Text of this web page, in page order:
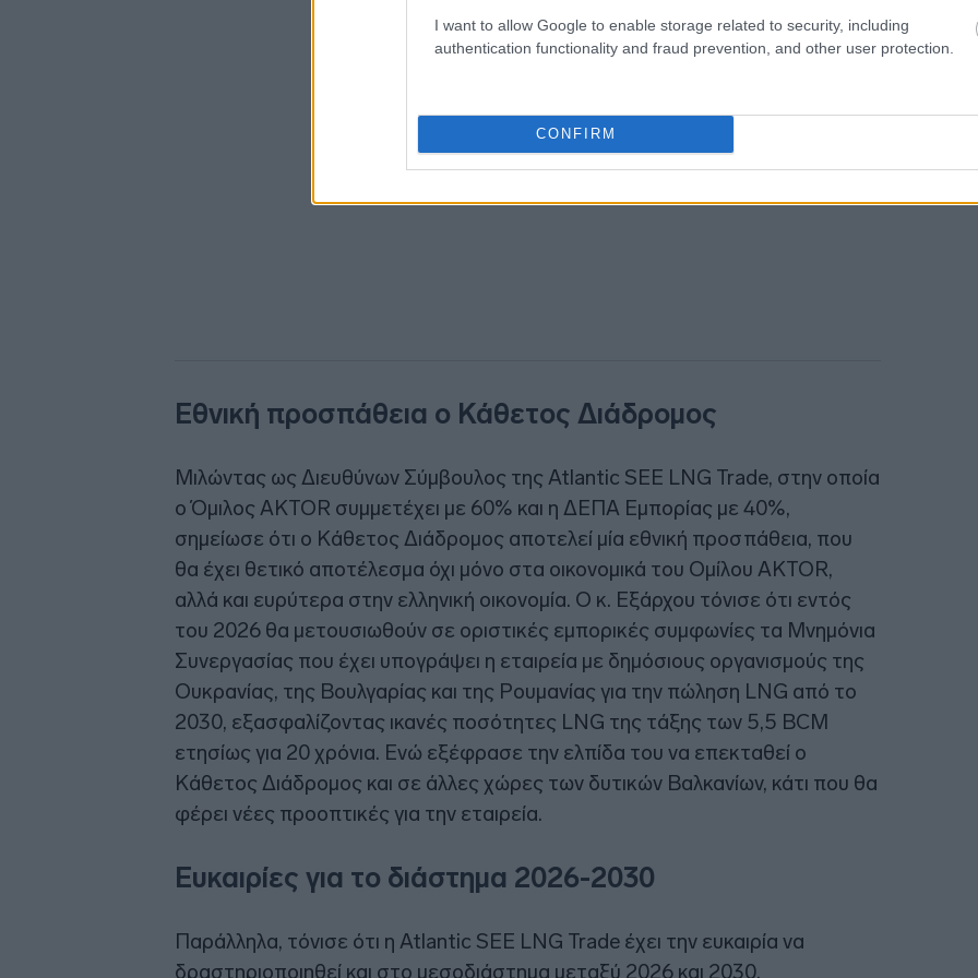
I want to allow Google to enable storage related to security, including
authentication functionality and fraud prevention, and other user protection.
CONFIRM
Εθνική προσπάθεια ο Κάθετος Διάδρομος
Μιλώντας ως Διευθύνων Σύμβουλος της Atlantic SEE LNG Trade, στην οποία
ο Όμιλος AKTOR συμμετέχει με 60% και η ΔΕΠΑ Εμπορίας με 40%,
σημείωσε ότι ο Κάθετος Διάδρομος αποτελεί μία εθνική προσπάθεια, που
θα έχει θετικό αποτέλεσμα όχι μόνο στα οικονομικά του Ομίλου AKTOR,
αλλά και ευρύτερα στην ελληνική οικονομία. Ο κ. Εξάρχου τόνισε ότι εντός
του 2026 θα μετουσιωθούν σε οριστικές εμπορικές συμφωνίες τα Μνημόνια
Συνεργασίας που έχει υπογράψει η εταιρεία με δημόσιους οργανισμούς της
Ουκρανίας, της Βουλγαρίας και της Ρουμανίας για την πώληση LNG από το
2030, εξασφαλίζοντας ικανές ποσότητες LNG της τάξης των 5,5 BCM
ετησίως για 20 χρόνια. Ενώ εξέφρασε την ελπίδα του να επεκταθεί ο
Κάθετος Διάδρομος και σε άλλες χώρες των δυτικών Βαλκανίων, κάτι που θα
φέρει νέες προοπτικές για την εταιρεία.
Ευκαιρίες για το διάστημα 2026-2030
Παράλληλα, τόνισε ότι η Atlantic SEE LNG Trade έχει την ευκαιρία να
δραστηριοποιηθεί και στο μεσοδιάστημα μεταξύ 2026 και 2030,
08:06